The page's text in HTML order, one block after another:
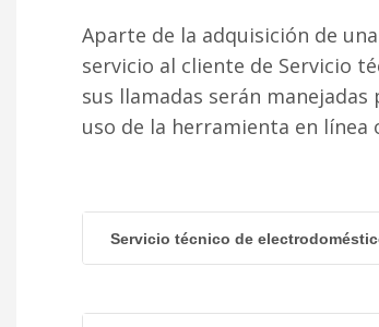
Aparte de la adquisición de
servicio al cliente de Servicio
sus llamadas serán
uso de la herramienta en
Servicio técnico de